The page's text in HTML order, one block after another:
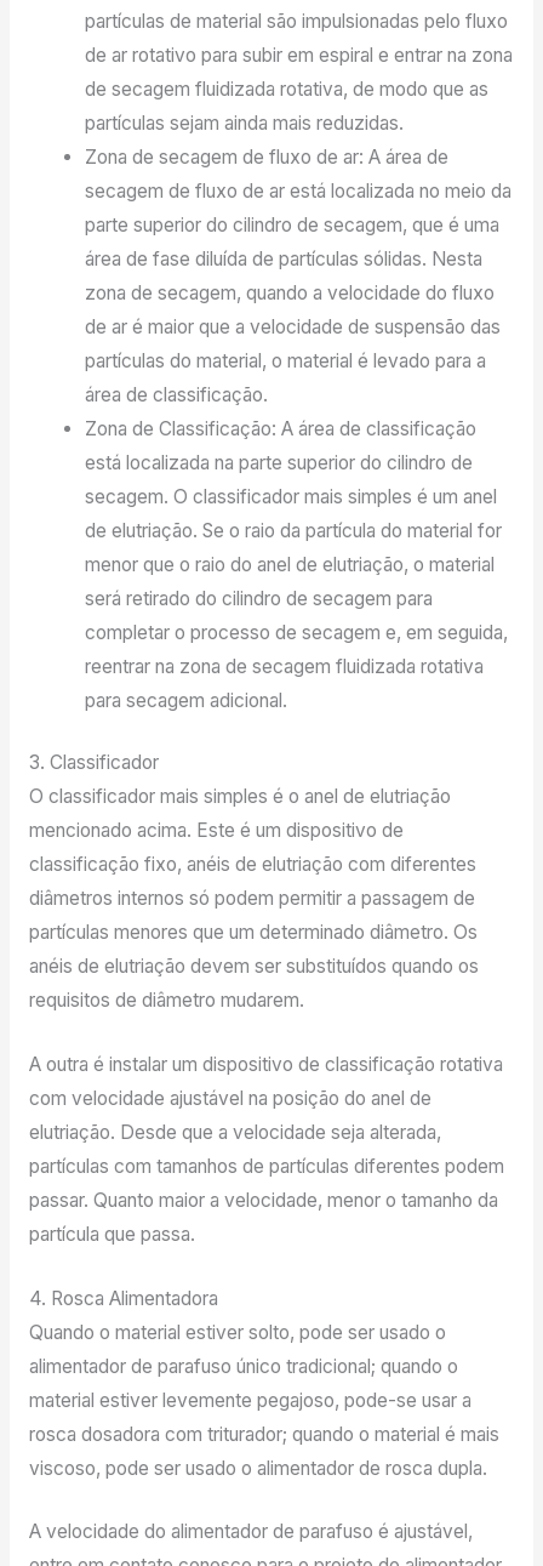
partículas de material são impulsionadas pelo fluxo
de ar rotativo para subir em espiral e entrar na zona
de secagem fluidizada rotativa, de modo que as
partículas sejam ainda mais reduzidas.
Zona de secagem de fluxo de ar: A área de
secagem de fluxo de ar está localizada no meio da
parte superior do cilindro de secagem, que é uma
área de fase diluída de partículas sólidas. Nesta
zona de secagem, quando a velocidade do fluxo
de ar é maior que a velocidade de suspensão das
partículas do material, o material é levado para a
área de classificação.
Zona de Classificação: A área de classificação
está localizada na parte superior do cilindro de
secagem. O classificador mais simples é um anel
de elutriação. Se o raio da partícula do material for
menor que o raio do anel de elutriação, o material
será retirado do cilindro de secagem para
completar o processo de secagem e, em seguida,
reentrar na zona de secagem fluidizada rotativa
para secagem adicional.
3. Classificador
O classificador mais simples é o anel de elutriação
mencionado acima. Este é um dispositivo de
classificação fixo, anéis de elutriação com diferentes
diâmetros internos só podem permitir a passagem de
partículas menores que um determinado diâmetro. Os
anéis de elutriação devem ser substituídos quando os
requisitos de diâmetro mudarem.
A outra é instalar um dispositivo de classificação rotativa
com velocidade ajustável na posição do anel de
elutriação. Desde que a velocidade seja alterada,
partículas com tamanhos de partículas diferentes podem
passar. Quanto maior a velocidade, menor o tamanho da
partícula que passa.
4. Rosca Alimentadora
Quando o material estiver solto, pode ser usado o
alimentador de parafuso único tradicional; quando o
material estiver levemente pegajoso, pode-se usar a
rosca dosadora com triturador; quando o material é mais
viscoso, pode ser usado o alimentador de rosca dupla.
A velocidade do alimentador de parafuso é ajustável,